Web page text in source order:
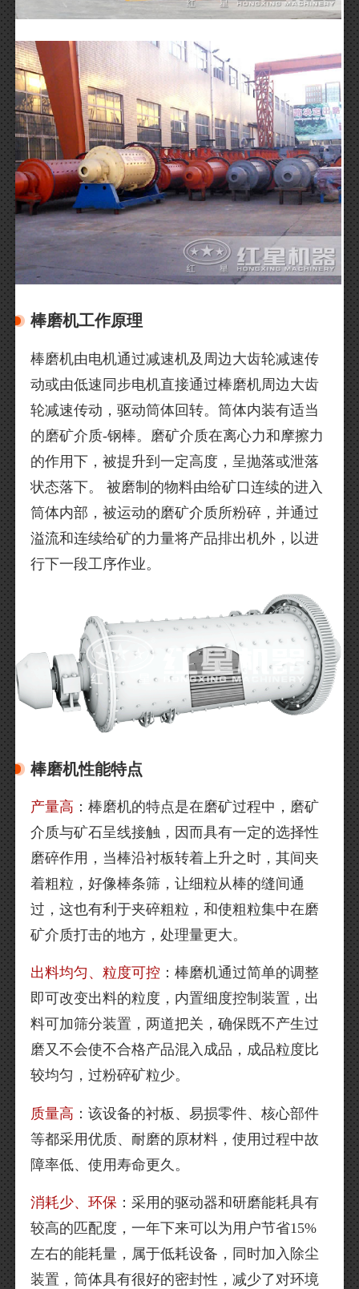
棒磨机工作原理
棒磨机由电机通过减速机及周边大齿轮减速传
动或由低速同步电机直接通过棒磨机周边大齿
轮减速传动，驱动筒体回转。筒体内装有适当
的磨矿介质-钢棒。磨矿介质在离心力和摩擦力
的作用下，被提升到一定高度，呈抛落或泄落
状态落下。 被磨制的物料由给矿口连续的进入
筒体内部，被运动的磨矿介质所粉碎，并通过
溢流和连续给矿的力量将产品排出机外，以进
行下一段工序作业。
棒磨机性能特点
产量高 ：棒磨机的特点是在磨矿过程中，磨矿
介质与矿石呈线接触，因而具有一定的选择性
磨碎作用，当棒沿衬板转着上升之时，其间夹
着粗粒，好像棒条筛，让细粒从棒的缝间通
过，这也有利于夹碎粗粒，和使粗粒集中在磨
矿介质打击的地方，处理量更大。
出料均匀、粒度可控 ：棒磨机通过简单的调整
即可改变出料的粒度，内置细度控制装置，出
料可加筛分装置，两道把关，确保既不产生过
磨又不会使不合格产品混入成品，成品粒度比
较均匀，过粉碎矿粒少。
质量高 ：该设备的衬板、易损零件、核心部件
等都采用优质、耐磨的原材料，使用过程中故
障率低、使用寿命更久。
消耗少、环保 ：采用的驱动器和研磨能耗具有
较高的匹配度，一年下来可以为用户节省15%
左右的能耗量，属于低耗设备，同时加入除尘
装置，筒体具有很好的密封性，减少了对环境